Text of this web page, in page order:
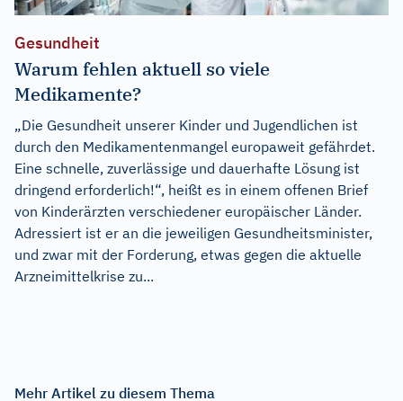
Gesundheit
Warum fehlen aktuell so viele
Medikamente?
„Die Gesundheit unserer Kinder und Jugendlichen ist
durch den Medikamentenmangel europaweit gefährdet.
Eine schnelle, zuverlässige und dauerhafte Lösung ist
dringend erforderlich!“, heißt es in einem offenen Brief
von Kinderärzten verschiedener europäischer Länder.
Adressiert ist er an die jeweiligen Gesundheitsminister,
und zwar mit der Forderung, etwas gegen die aktuelle
Arzneimittelkrise zu...
Mehr Artikel zu diesem Thema